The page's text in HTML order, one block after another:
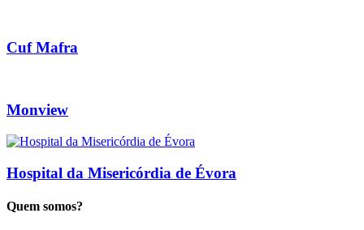
Cuf Mafra
Monview
Hospital da Misericórdia de Évora
Quem somos?